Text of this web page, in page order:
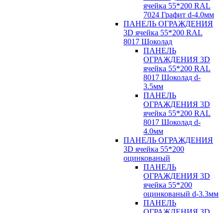
ячейка 55*200 RAL
7024 Графит d-4.0мм
ПАНЕЛЬ ОГРАЖДЕНИЯ
3D ячейка 55*200 RAL
8017 Шоколад
ПАНЕЛЬ
ОГРАЖДЕНИЯ 3D
ячейка 55*200 RAL
8017 Шоколад d-
3.5мм
ПАНЕЛЬ
ОГРАЖДЕНИЯ 3D
ячейка 55*200 RAL
8017 Шоколад d-
4.0мм
ПАНЕЛЬ ОГРАЖДЕНИЯ
3D ячейка 55*200
оцинкованый
ПАНЕЛЬ
ОГРАЖДЕНИЯ 3D
ячейка 55*200
оцинкованый d-3.3мм
ПАНЕЛЬ